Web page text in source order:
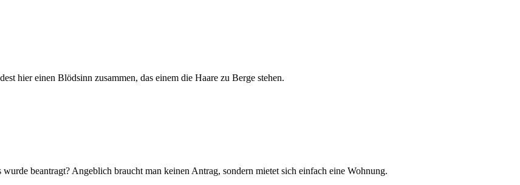
hier einen Blödsinn zusammen, das einem die Haare zu Berge stehen.
beantragt? Angeblich braucht man keinen Antrag, sondern mietet sich einfach eine Wohnung.